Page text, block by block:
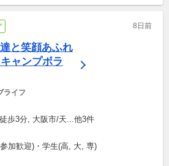
8日前
と笑顔あふれ
ャンプボラ
ライフ
歩3分, 大阪市/天...他3件
加歓迎)・学生(高, 大, 専)